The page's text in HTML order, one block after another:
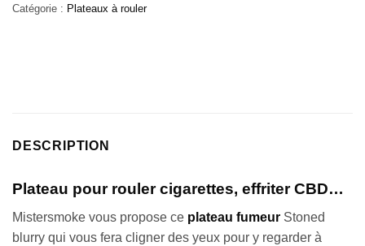
Catégorie : Plateaux à rouler
DESCRIPTION
Plateau pour rouler cigarettes, effriter CBD…
Mistersmoke vous propose ce plateau fumeur Stoned
blurry qui vous fera cligner des yeux pour y regarder à